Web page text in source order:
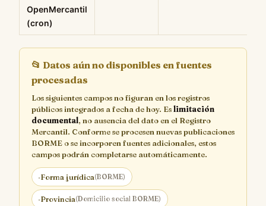
OpenMercantil
(cron)
📂 Datos aún no disponibles en fuentes
procesadas
Los siguientes campos no figuran en los registros
públicos integrados a fecha de hoy. Eslimitación
documental, no ausencia del dato en el Registro
Mercantil. Conforme se procesen nuevas publicaciones
BORME o se incorporen fuentes adicionales, estos
campos podrán completarse automáticamente.
·Forma jurídica(BORME)
·Provincia(Domicilio social BORME)